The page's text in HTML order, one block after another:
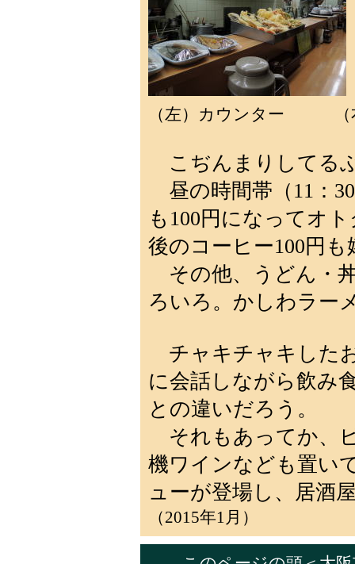
（左）カウンター （
こぢんまりしてる
昼の時間帯（11：
も100円になってオ
後のコーヒー100円も
その他、うどん・
ろいろ。かしわラー
チャキチャキした
に会話しながら飲み
との違いだろう。
それもあってか、
機ワインなども置い
ューが登場し、居酒
（2015年1月）